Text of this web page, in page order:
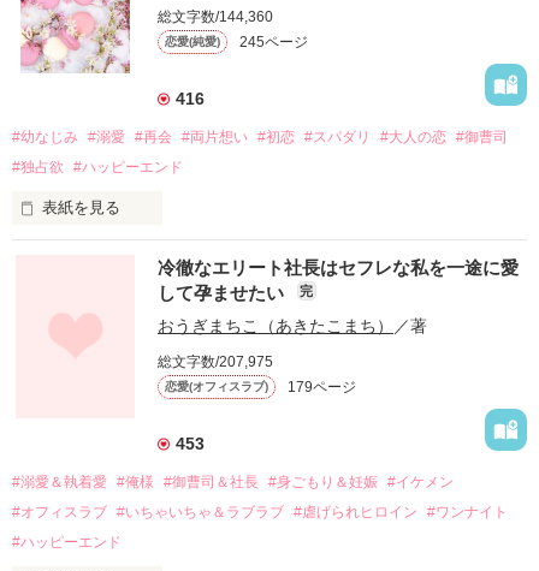
総文字数/144,360
恋愛(純愛) 245ページ
416
#幼なじみ #溺愛 #再会 #両片想い #初恋 #スパダリ #大人の恋 #御曹司
#独占欲
#ハッピーエンド
表紙を見る
幼なじみの哲平に淡い恋心を抱いていた美桜。
しかし、ある出来事をきっかけに二人の関係は壊れてしまう。
関係修復もできないまま、美桜は両親の離婚によって
引っ越すことになり、哲平とも離れ離れになった。
それから約十二年後。
過去の傷から、二度と会いたくないと思っていた哲平に
運命のような再会を果たす。
酔った勢いで一夜を共にしてしまった。
冷徹なエリート社長はセフレな私を一途に愛
して孕ませたい
完
おうぎまちこ（あきたこまち） ／著
総文字数/207,975
恋愛(オフィスラブ) 179ページ
453
#溺愛＆執着愛 #俺様 #御曹司＆社長 #身ごもり＆妊娠 #イケメン
#オフィスラブ #いちゃいちゃ＆ラブラブ #虐げられヒロイン
#ワンナイト
#ハッピーエンド